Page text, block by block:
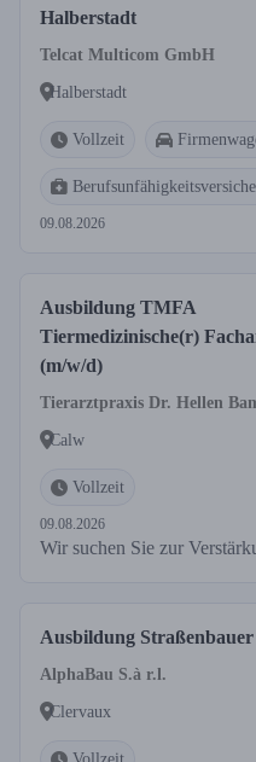
Halberstadt
Telcat Multicom GmbH
Halberstadt
Vollzeit
09.08.2026
Ausbildung TMFA
Tiermedizinische(r)
(m/w/d)
Tierarztpraxis Dr. Hellen
Calw
Vollzeit
09.08.2026
Wir suchen Sie zur
Ausbildung
AlphaBau S.à r.l.
Clervaux